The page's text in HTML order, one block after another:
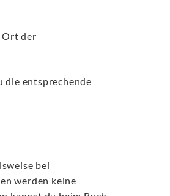
Ort der
die entsprechende
bei
werden keine